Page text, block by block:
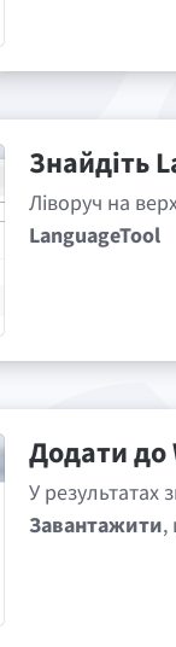
Знайдіть
Ліворуч на
LanguageTool
Додати до
У результатах
Завантажити,